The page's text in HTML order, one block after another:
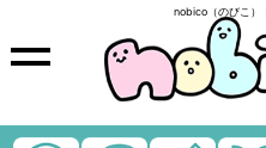
nobico（のびこ）